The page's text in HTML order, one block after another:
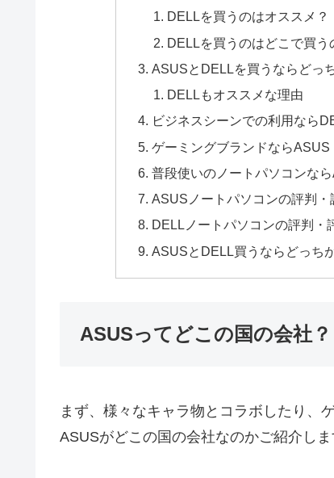
DELLを買うのはオススメ？
DELLを買うのはどこで買う
ASUSとDELLを買うならどっ
DELLもオススメな理由
ビジネスシーンでの利用なら
ゲーミングブランドならASUS
普段使いのノートパソコンな
ASUSノートパソコンの評判・
DELLノートパソコンの評判・
ASUSとDELL買うならどっち
ASUSってどこの国の会社？
まず、様々なキャラ物とコラボしたり、
ASUSがどこの国の会社なのかご紹介しま